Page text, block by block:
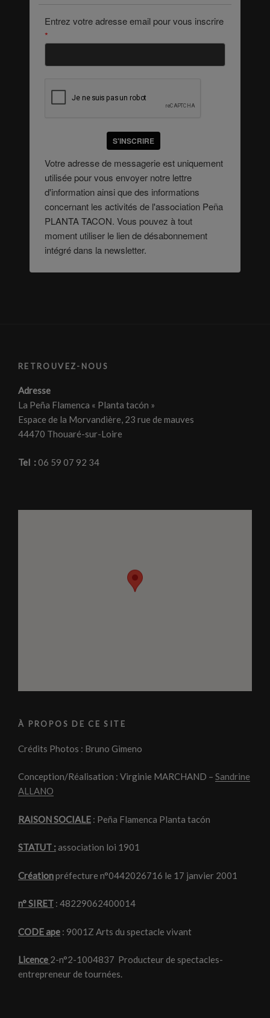
Entrez votre adresse email pour vous inscrire
*
S'INSCRIRE
Votre adresse de messagerie est uniquement
utilisée pour vous envoyer notre lettre
d'information ainsi que des informations
concernant les activités de l'association Peña
PLANTA TACON. Vous pouvez à tout
moment utiliser le lien de désabonnement
intégré dans la newsletter.
RETROUVEZ-NOUS
Adresse
La Peña Flamenca « Planta tacón »
Espace de la Morvandière, 23 rue de mauves
44470 Thouaré-sur-Loire
Tel :06 59 07 92 34
À PROPOS DE CE SITE
Crédits Photos : Bruno Gimeno
Conception/Réalisation : Virginie MARCHAND – Sandrine
ALLANO
RAISON SOCIALE : Peña Flamenca Planta tacón
STATUT :association loi 1901
Créationpréfecture n°0442026716 le 17 janvier 2001
n° SIRET : 48229062400014
CODE ape : 9001Z Arts du spectacle vivant
Licence 2-n°2-1004837 Producteur de spectacles-
entrepreneur de tournées.